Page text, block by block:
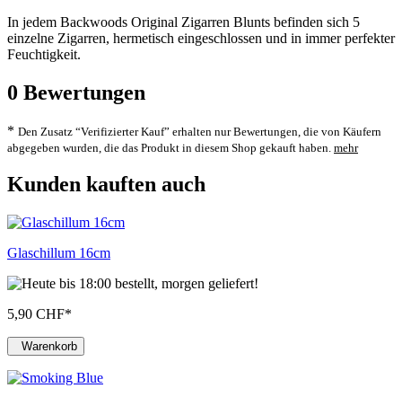
In jedem Backwoods Original Zigarren Blunts befinden sich 5
einzelne Zigarren, hermetisch eingeschlossen und in immer perfekter
Feuchtigkeit.
0 Bewertungen
* Den Zusatz “Verifizierter Kauf” erhalten nur Bewertungen, die von Käufern
abgegeben wurden, die das Produkt in diesem Shop gekauft haben. mehr
Kunden kauften auch
Glaschillum 16cm
5,90 CHF*
Warenkorb